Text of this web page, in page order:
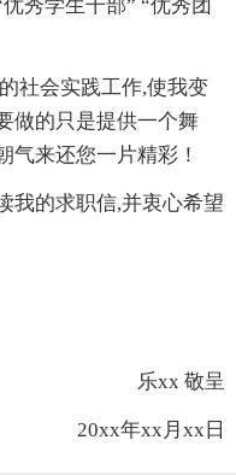
秀学生干部” “优秀团
社会实践工作,使我变
做的只是提供一个舞
气来还您一片精彩！
我的求职信,并衷心希望
乐xx 敬呈
20xx年xx月xx日